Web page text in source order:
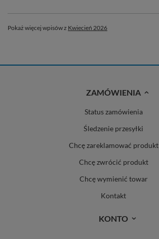
Pokaż więcej wpisów z Kwiecień 2026
ZAMÓWIENIA
Status zamówienia
Śledzenie przesyłki
Chcę zareklamować produkt
Chcę zwrócić produkt
Chcę wymienić towar
Kontakt
KONTO